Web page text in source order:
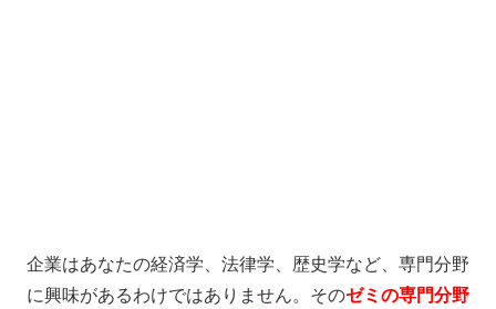
企業はあなたの経済学、法律学、歴史学など、専門分野
に興味があるわけではありません。 そのゼミの専門分野